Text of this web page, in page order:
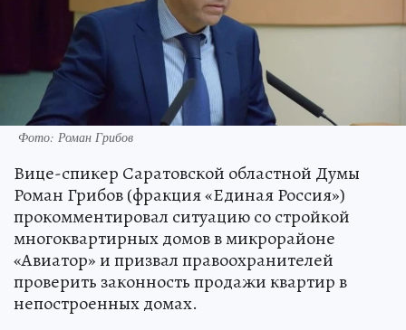
Фото: Роман Грибов
Вице-спикер Саратовской областной Думы
Роман Грибов (фракция «Единая Россия»)
прокомментировал ситуацию со стройкой
многоквартирных домов в микрорайоне
«Авиатор» и призвал правоохранителей
проверить законность продажи квартир в
непостроенных домах.